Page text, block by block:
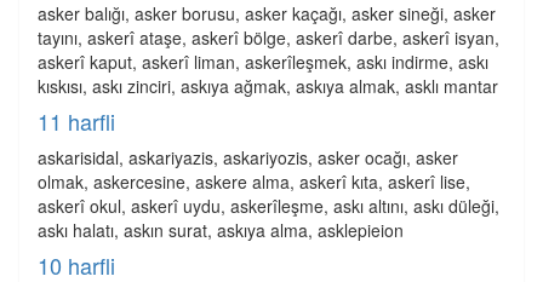
asker balığı, asker borusu, asker kaçağı, asker sineği, asker
tayını, askerî ataşe, askerî bölge, askerî darbe, askerî isyan,
askerî kaput, askerî liman, askerîleşmek, askı indirme, askı
kıskısı, askı zinciri, askıya ağmak, askıya almak, asklı mantar
11 harfli
askarisidal, askariyazis, askariyozis, asker ocağı, asker
olmak, askercesine, askere alma, askerî kıta, askerî lise,
askerî okul, askerî uydu, askerîleşme, askı altını, askı düleği,
askı halatı, askın surat, askıya alma, asklepieion
10 harfli